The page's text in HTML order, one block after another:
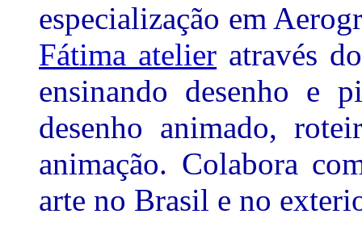
especialização em
Fátima atelier através
ensinando desenho e
desenho animado,
animação. Colabora
arte no Brasil e no